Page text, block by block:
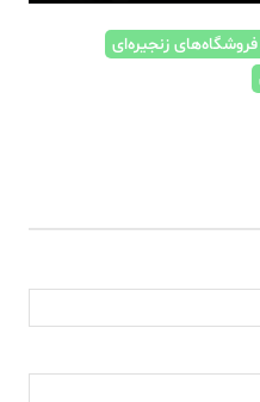
فروشگاه‌های زنجیره‌ای